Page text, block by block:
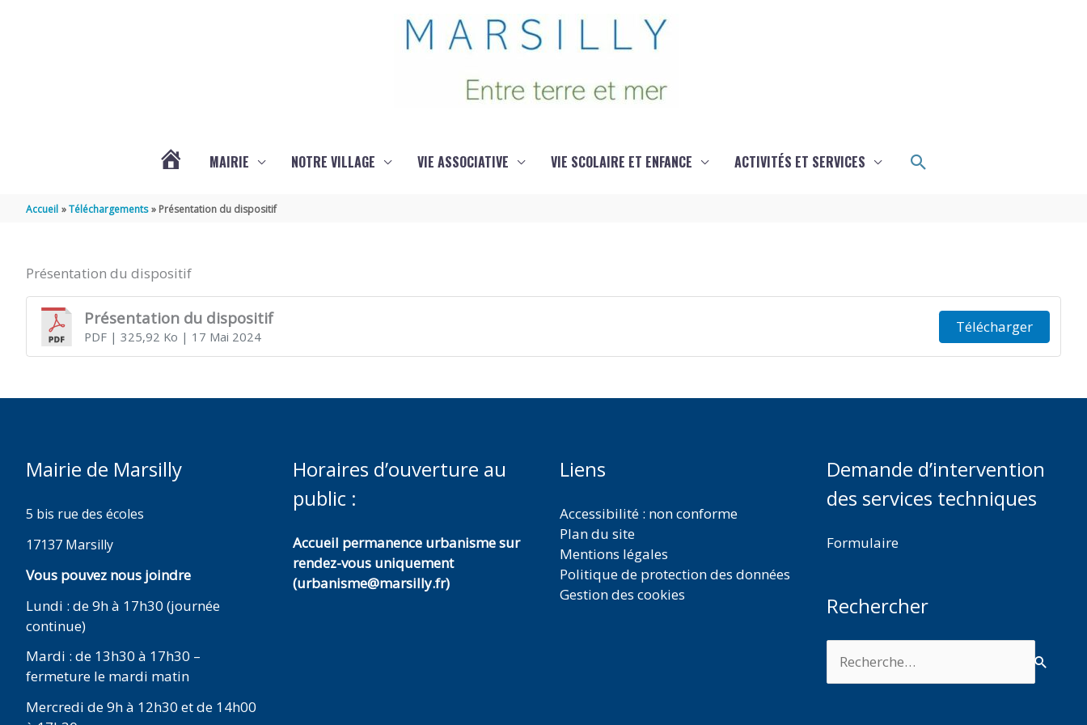
MAIRIE NOTRE VILLAGE VIE ASSOCIATIVE VIE SCOLAIRE ET ENFANCE ACTIVITÉS ET SERVICES Rechercher
Accueil Téléchargements Présentation du dispositif
Présentation du dispositif
Présentation du dispositif
PDF| 325,92 Ko | 17 Mai 2024
Télécharger
Mairie de Marsilly
5 bis rue des écoles
17137 Marsilly
Vous pouvez nous joindre
Lundi : de 9h à 17h30 (journée
continue)
Mardi : de 13h30 à 17h30 –
fermeture le mardi matin
Mercredi de 9h à 12h30 et de 14h00
Horaires d’ouverture au
public :
Accueil permanence urbanisme sur
rendez-vous uniquement
(urbanisme@marsilly.fr)
Liens
Accessibilité : non conforme
Plan du site
Mentions légales
Politique de protection des données
Gestion des cookies
Demande d’intervention
des services techniques
Formulaire
Rechercher